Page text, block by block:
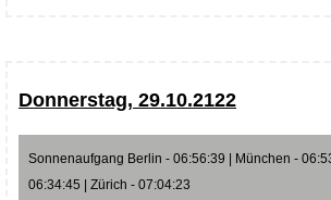
Donnerstag, 29.10.2122
Sonnenaufgang Berlin - 06:56:39 | München -
06:34:45 | Zürich - 07:04:23